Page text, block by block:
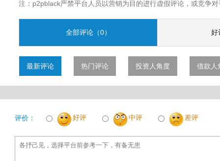
注：p2pblack严禁平台人员以营销为目的进行虚假评论，或竞争
全部评论（0） 好
最新评论 热门评论 投资人角度 借款人
评价： 好评 中评 差评